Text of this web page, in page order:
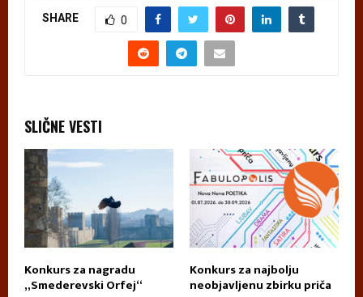
SHARE 0
SLIČNE VESTI
Konkurs za nagradu
„Smederevski Orfej“
Konkurs za najbolju
neobjavljenu zbirku priča